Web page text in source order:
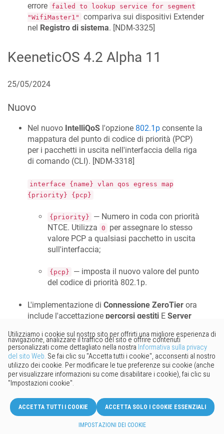
errore failed to lookup service for segment
"WifiMaster1"
compariva sui dispositivi Extender
nel Registro di sistema. [NDM-3325]
KeeneticOS 4.2 Alpha 11
25/05/2024
Nuovo
Nel nuovo IntelliQoS l'opzione 802.1p consente la
mappatura del punto di codice di priorità (PCP)
per i pacchetti in uscita nell'interfaccia della riga
di comando (CLI). [NDM-3318]
interface {name} vlan qos egress map
{priority} {pcp}
{priority}
— Numero in coda con priorità
NTCE. Utilizza 0
per assegnare lo stesso
valore PCP a qualsiasi pacchetto in uscita
sull'interfaccia;
{pcp}
— imposta il nuovo valore del punto
del codice di priorità 802.1p.
L'implementazione di Connessione ZeroTier ora
include l'accettazione percorsi gestiti E Server
[NDM-3319]
Migliorato
La libreriaOpenSSL
è stata spostata in un ramo
1152 ]
Maggiore affidabilità delDNS su TLS